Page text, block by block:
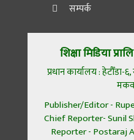
सम्पर्क
शिक्षा मिडिया
प्रधान कार्यालय : हेटौँडा-
Publisher/Editor -
Chief Reporter- Sunil
Reporter - Postaraj